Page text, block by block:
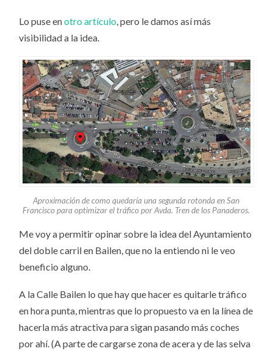
Lo puse enotro artículo , pero le damos así más
visibilidad a la idea.
Aproximación de como quedaría una segunda rotonda en San
Francisco para optimizar el tráfico por Avda. Tren de los Panaderos.
Me voy a permitir opinar sobre la idea del Ayuntamiento
del doble carril en Bailen, que no la entiendo ni le veo
beneficio alguno.
A la Calle Bailen lo que hay que hacer es quitarle tráfico
en hora punta, mientras que lo propuesto va en la línea de
hacerla más atractiva para sigan pasando más coches
por ahí. (A parte de cargarse zona de acera y de las selva